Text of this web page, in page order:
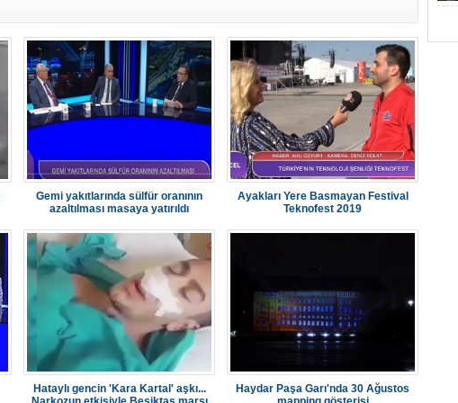
Gemi yakıtlarında sülfür oranının
azaltılması masaya yatırıldı
Ayakları Yere Basmayan Festival
Teknofest 2019
Hataylı gencin 'Kara Kartal' aşkı...
Haydar Paşa Garı'nda 30 Ağustos